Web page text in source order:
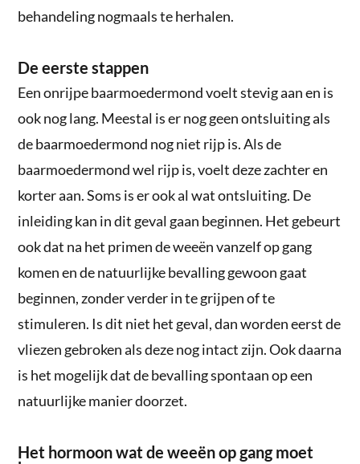
behandeling nogmaals te herhalen.
De eerste stappen
Een onrijpe baarmoedermond voelt stevig aan en is
ook nog lang. Meestal is er nog geen ontsluiting als
de baarmoedermond nog niet rijp is. Als de
baarmoedermond wel rijp is, voelt deze zachter en
korter aan. Soms is er ook al wat ontsluiting. De
inleiding kan in dit geval gaan beginnen. Het gebeurt
ook dat na het primen de weeën vanzelf op gang
komen en de natuurlijke bevalling gewoon gaat
beginnen, zonder verder in te grijpen of te
stimuleren. Is dit niet het geval, dan worden eerst de
vliezen gebroken als deze nog intact zijn. Ook daarna
is het mogelijk dat de bevalling spontaan op een
natuurlijke manier doorzet.
Het hormoon wat de weeën op gang moet